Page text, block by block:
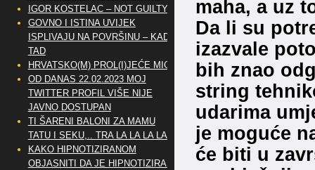
maha, a uz
Da li su
izazvale
bih znao
string
udarima
je moguće
će biti u
IGOR KOSTELAC – NOT GUILTY
GOVNO I ISTINA UVIJEK
ISPLIVAJU NA POVRŠINU – KAD
TAD
HRVATSKO(M) PROL(I)JEĆE MIG
OD DANAS 22.02.2023 MOJ
TWITTER PROFIL VIŠE NIJE
JAVNO DOSTUPAN
TI ŠARENI BALONI ZA MAMU
TATU I SEKU,.. TRA LA LA LA LA
KAKO HIPNOTIZIRANOM
OBJASNITI DA JE HIPNOTIZIRAN